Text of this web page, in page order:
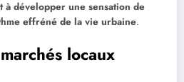
à développer une sensation de
effréné de la vie urbaine.
locaux